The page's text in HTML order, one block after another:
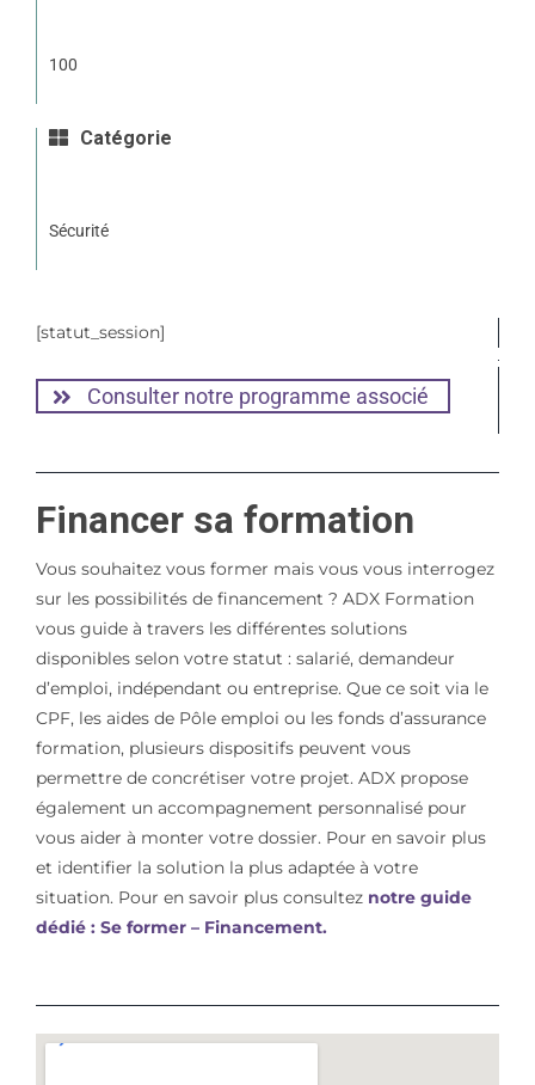
100
Catégorie
Sécurité
[statut_session]
Consulter notre programme associé
Financer sa formation
Vous souhaitez vous former mais vous vous interrogez
sur les possibilités de financement ? ADX Formation
vous guide à travers les différentes solutions
disponibles selon votre statut : salarié, demandeur
d’emploi, indépendant ou entreprise. Que ce soit via le
CPF, les aides de Pôle emploi ou les fonds d’assurance
formation, plusieurs dispositifs peuvent vous
permettre de concrétiser votre projet. ADX propose
également un accompagnement personnalisé pour
vous aider à monter votre dossier. Pour en savoir plus
et identifier la solution la plus adaptée à votre
situation. Pour en savoir plus consulteznotre guide
dédié : Se former – Financement.